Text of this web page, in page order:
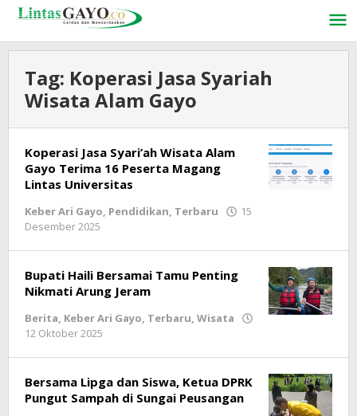
Lewati
konten
Tag: Koperasi Jasa Syariah
Wisata Alam Gayo
Koperasi Jasa Syari’ah Wisata Alam
Gayo Terima 16 Peserta Magang
Lintas Universitas
Keber Ari Gayo, Pendidikan, Terbaru
15
Desember 2025
Bupati Haili Bersamai Tamu Penting
Nikmati Arung Jeram
Berita, Keber Ari Gayo, Terbaru, Wisata
12 Oktober 2025
Bersama Lipga dan Siswa, Ketua DPRK
Pungut Sampah di Sungai Peusangan